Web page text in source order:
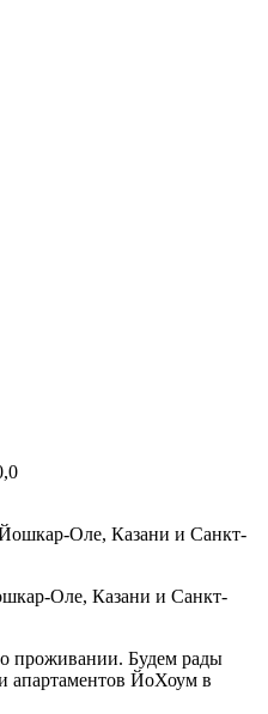
Оле, Казани и Санкт-
проживании. Будем рады
апартаментов ЙоХоум в